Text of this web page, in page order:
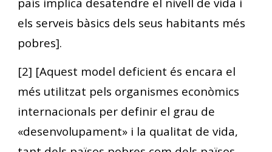
els serveis bàsics dels seus habitants més
pobres].
[2] [Aquest model deficient és encara el
més utilitzat pels organismes econòmics
internacionals per definir el grau de
«desenvolupament» i la qualitat de vida,